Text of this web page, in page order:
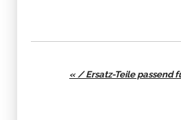
« / Ersatz-Teile passend